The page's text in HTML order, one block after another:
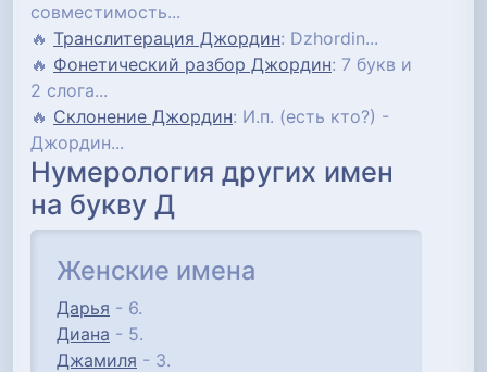
совместимость...
🔥 Транслитерация Джордин: Dzhordin...
🔥 Фонетический разбор Джордин: 7 букв и
2 слога...
🔥 Склонение Джордин: И.п. (есть кто?) -
Джордин...
Нумерология других имен
на букву Д
Женские имена
Дарья - 6.
Диана - 5.
Джамиля - 3.